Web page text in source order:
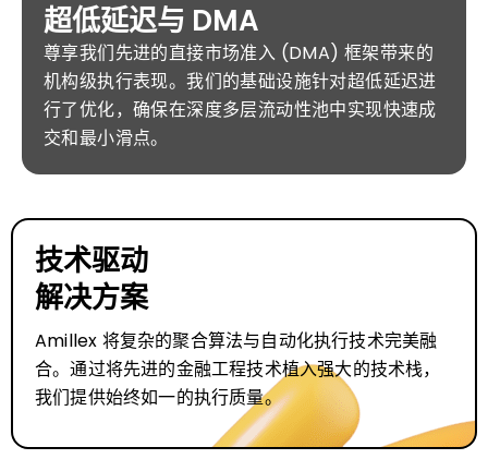
超低延迟与 DMA
尊享我们先进的直接市场准入 (DMA) 框架带来的
机构级执行表现。我们的基础设施针对超低延迟进
行了优化，确保在深度多层流动性池中实现快速成
交和最小滑点。
技术驱动
解决方案
Amillex 将复杂的聚合算法与自动化执行技术完美融
合。通过将先进的金融工程技术植入强大的技术栈，
我们提供始终如一的执行质量。